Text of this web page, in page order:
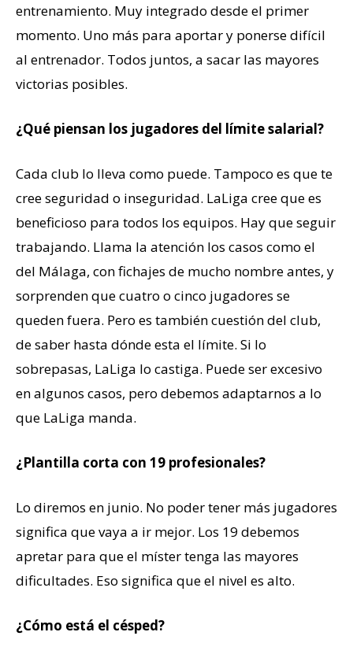
entrenamiento. Muy integrado desde el primer
momento. Uno más para aportar y ponerse difícil
al entrenador. Todos juntos, a sacar las mayores
victorias posibles.
¿Qué piensan los jugadores del límite salarial?
Cada club lo lleva como puede. Tampoco es que te
cree seguridad o inseguridad. LaLiga cree que es
beneficioso para todos los equipos. Hay que seguir
trabajando. Llama la atención los casos como el
del Málaga, con fichajes de mucho nombre antes, y
sorprenden que cuatro o cinco jugadores se
queden fuera. Pero es también cuestión del club,
de saber hasta dónde esta el límite. Si lo
sobrepasas, LaLiga lo castiga. Puede ser excesivo
en algunos casos, pero debemos adaptarnos a lo
que LaLiga manda.
¿Plantilla corta con 19 profesionales?
Lo diremos en junio. No poder tener más jugadores
significa que vaya a ir mejor. Los 19 debemos
apretar para que el míster tenga las mayores
dificultades. Eso significa que el nivel es alto.
¿Cómo está el césped?